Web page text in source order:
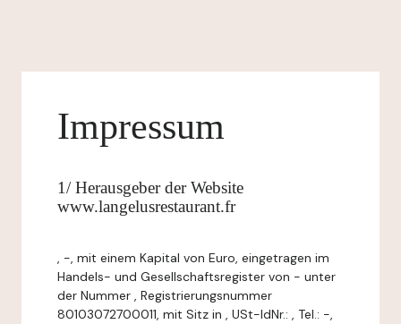
Impressum
1/ Herausgeber der Website
www.langelusrestaurant.fr
, -, mit einem Kapital von Euro, eingetragen im
Handels- und Gesellschaftsregister von - unter
der Nummer , Registrierungsnummer
80103072700011, mit Sitz in , USt-IdNr.: , Tel.: -,